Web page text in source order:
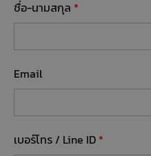
ชื่อ-นามสกุล *
Email
เบอร์โทร / Line ID *